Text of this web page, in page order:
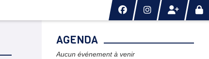
AGENDA
Aucun événement à venir